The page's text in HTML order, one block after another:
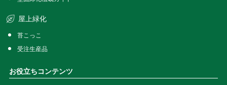
屋上緑化
苔こっこ
受注生産品
お役立ちコンテンツ